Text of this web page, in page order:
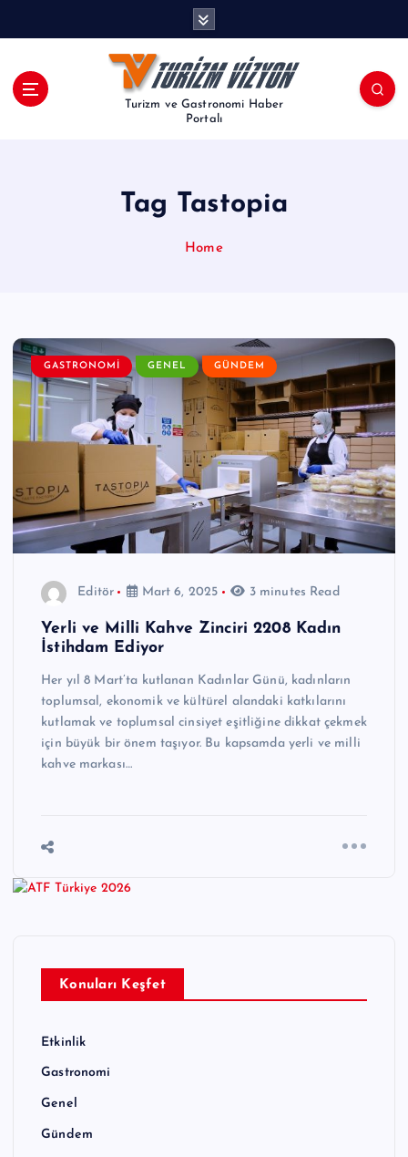
Turizm ve Gastronomi Haber
Portalı
Tag Tastopia
Home
GASTRONOMI GENEL GÜNDEM
Editör Mart 6, 2025 3 minutes Read
Yerli ve Milli Kahve Zinciri 2208 Kadın
İstihdam Ediyor
Her yıl 8 Mart’ta kutlanan Kadınlar Günü, kadınların
toplumsal, ekonomik ve kültürel alandaki katkılarını
kutlamak ve toplumsal cinsiyet eşitliğine dikkat çekmek
için büyük bir önem taşıyor. Bu kapsamda yerli ve milli
kahve markası…
Konuları Keşfet
Etkinlik
Gastronomi
Genel
Gündem